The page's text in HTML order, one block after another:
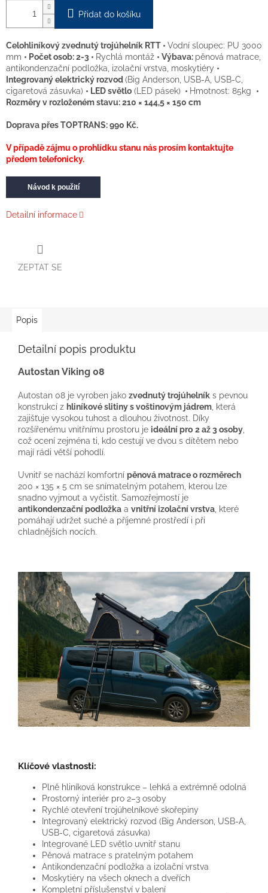
Přidat do košíku
Celohliníkový zvednutý trojúhelník RTT • Vodní sloupec: PU 3000
mm • Počet osob: 2-3 • Rychlá montáž • Výbava: pěnová matrace,
antikondenzační podložka, izolační vrstva, moskytiéry •
Integrovaný elektrický rozvod(Big Anderson, USB-A, USB-C,
cigaretová zásuvka) • LED světlo (LED pásek) • Hmotnost: 85kg •
Rozměry v rozloženém stavu: 210 × 144,5 × 150 cm
Doprava přes TOPTRANS: 990 Kč.
V případě zájmu o prohlídku stanu nás prosím kontaktujte
předem telefonicky.
Návod k použití
Detailní informace
ZEPTAT SE
Popis
Detailní popis produktu
Autostan Viking 08
Autostan 08 je vyroben jako zvednutý trojúhelník s pevnou
konstrukcí z hliníkové slitiny s voštinovým jádrem , která
zajišťuje vysokou tuhost a dlouhou životnost. Díky
rozšířenému vnitřnímu prostoru je ideální pro 2 až 3 osoby
což ocení zejména ti, kdo cestují ve dvou s dítětem nebo
mají rádi větší pohodlí.
Uvnitř se nachází komfortní pěnová matrace o rozměrech
200 × 135 × 5 cm se snímatelným potahem, kterou lze
snadno vyjmout a vyčistit. Samozřejmostí je
antikondenzační podložka a vnitřní izolační vrstva , které
pomáhají udržet suché a příjemné prostředí i při
chladnějších nocích.
Klíčové vlastnosti:
Plně hliníková konstrukce – lehká a extrémně odolná
Prostorný interiér pro 2–3 osoby
Rychlé otevření trojúhelníkové skořepiny
Integrovaný elektrický rozvod (Big Anderson, USB-A,
USB-C, cigaretová zásuvka)
Integrované LED světlo uvnitř stanu
Pěnová matrace s pratelným potahem
Antikondenzační podložka a izolační vrstva
Moskytiéry na všech oknech a dveřích
Kompletní příslušenství v balení